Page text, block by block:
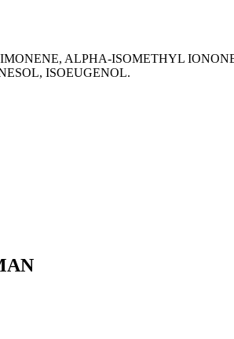
ALPHA-ISOMETHYL
ISOEUGENOL.